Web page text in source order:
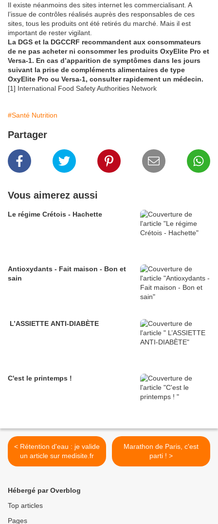
Il existe néanmoins des sites internet les commercialisant. A
l’issue de contrôles réalisés auprès des responsables de ces
sites, tous les produits ont été retirés du marché. Mais il est
important de rester vigilant.
La DGS et la DGCCRF recommandent aux consommateurs
de ne pas acheter ni consommer les produits OxyElite Pro et
Versa-1. En cas d’apparition de symptômes dans les jours
suivant la prise de compléments alimentaires de type
OxyElite Pro ou Versa-1, consulter rapidement un médecin.
[1] International Food Safety Authorities Network
#Santé Nutrition
Partager
Vous aimerez aussi
Le régime Crétois - Hachette
Antioxydants - Fait maison - Bon et
sain
L’ASSIETTE ANTI-DIABÈTE
C'est le printemps !
< Rétention d'eau : je valide
un article sur medisite.fr
Marathon de Paris, c'est
parti ! >
Hébergé par Overblog
Top articles
Pages